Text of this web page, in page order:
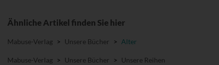
Ähnliche Artikel finden Sie hier
Mabuse-Verlag > Unsere Bücher > Alter
Mabuse-Verlag > Unsere Bücher > Unsere Reihen